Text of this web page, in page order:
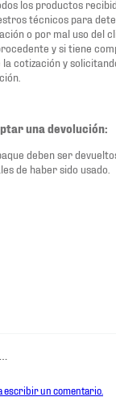
los productos
técnicos para
o por mal uso del
y si tiene
cotización y
una devolución:
deben ser
de haber sido usado.
escribir un comentario.